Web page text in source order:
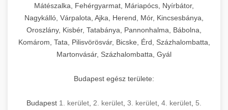
Mátészalka, Fehérgyarmat, Máriapócs, Nyírbátor,
Nagykálló, Várpalota, Ajka, Herend, Mór, Kincsesbánya,
Oroszlány, Kisbér, Tatabánya, Pannonhalma, Bábolna,
Komárom, Tata, Pilisvörösvár, Bicske, Érd, Százhalombatta,
Martonvásár, Százhalombatta, Gyál
Budapest egész területe:
Budapest 1. kerület 2. kerület 3. kerület 4. kerület 5.